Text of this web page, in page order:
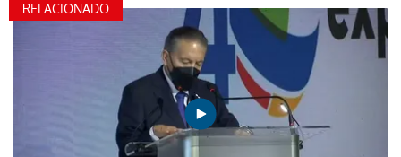
RELACIONADO